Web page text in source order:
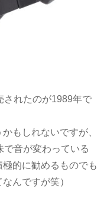
されたのが1989年で
もしれないですが、
で音が変わっている
的に勧めるものでも
んですが笑）